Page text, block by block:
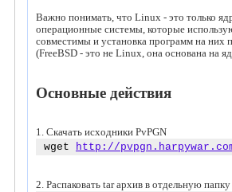
Важно понимать, что Linux - это только
операционные системы, которые
совместимы и установка программ на них
(FreeBSD - это не Linux, она основана на
Основные действия
1. Скачать исходники PvPGN
wget http://
2. Распаковать tar архив в отдельную папку